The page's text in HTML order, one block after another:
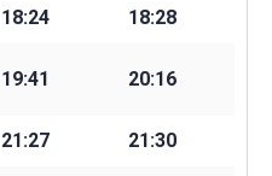
18:24 18:28
19:41 20:16
21:27 21:30